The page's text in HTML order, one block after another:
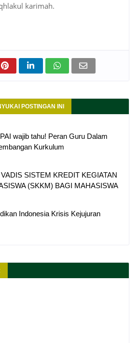
karimah.
POSTINGAN INI
wajib tahu! Peran Guru Dalam
Kurkulum
SISTEM KREDIT KEGIATAN
(SKKM) BAGI MAHASISWA
Indonesia Krisis Kejujuran